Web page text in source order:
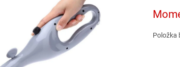
cena:
Položka